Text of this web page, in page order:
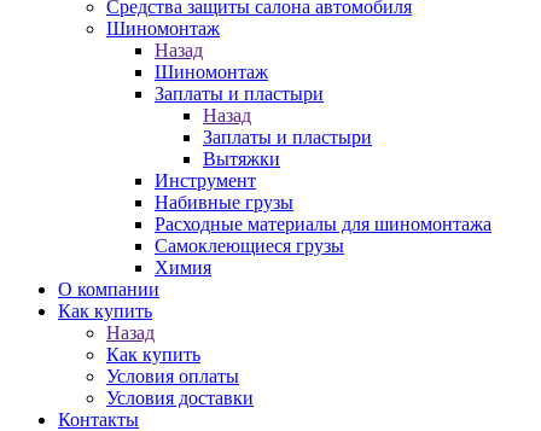
Средства защиты салона автомобиля
Шиномонтаж
Назад
Шиномонтаж
Заплаты и пластыри
Назад
Заплаты и пластыри
Вытяжки
Инструмент
Набивные грузы
Расходные материалы для шиномонтажа
Самоклеющиеся грузы
Химия
О компании
Как купить
Назад
Как купить
Условия оплаты
Условия доставки
Контакты